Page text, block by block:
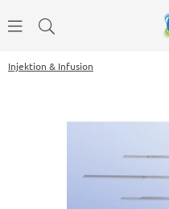
Injektion & Infusion